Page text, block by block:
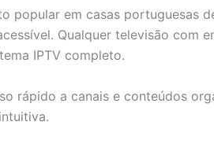
popular em casas portuguesas
Qualquer televisão com
IPTV completo.
rápido a canais e conteúdos